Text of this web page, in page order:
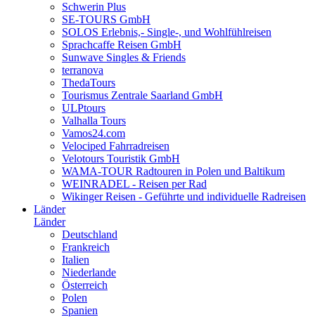
Schwerin Plus
SE-TOURS GmbH
SOLOS Erlebnis,- Single-, und Wohlfühlreisen
Sprachcaffe Reisen GmbH
Sunwave Singles & Friends
terranova
ThedaTours
Tourismus Zentrale Saarland GmbH
ULPtours
Valhalla Tours
Vamos24.com
Velociped Fahrradreisen
Velotours Touristik GmbH
WAMA-TOUR Radtouren in Polen und Baltikum
WEINRADEL - Reisen per Rad
Wikinger Reisen - Geführte und individuelle Radreisen
Länder
Länder
Deutschland
Frankreich
Italien
Niederlande
Österreich
Polen
Spanien